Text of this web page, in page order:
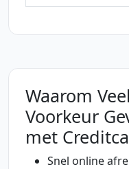
Waarom
Voorkeur
met
Snel online